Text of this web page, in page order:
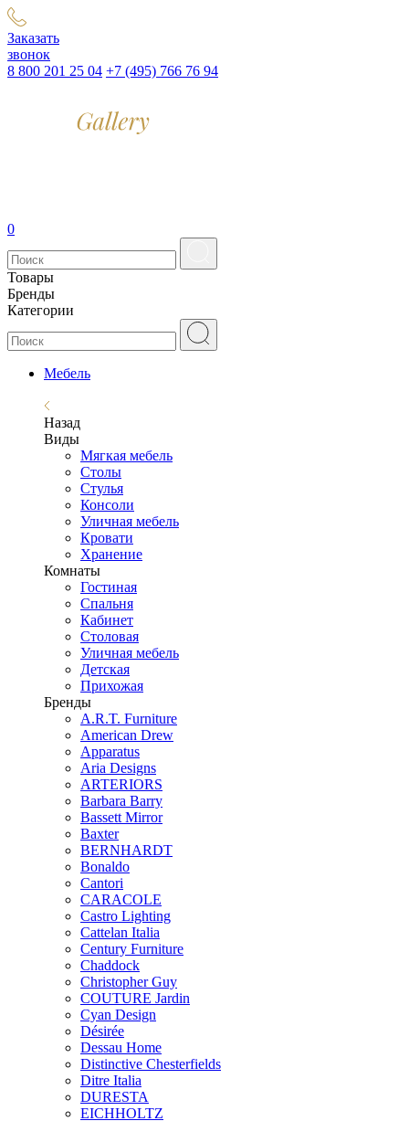
Заказать
звонок
8 800 201 25 04 +7 (495) 766 76 94
0
Товары
Бренды
Категории
Мебель
Назад
Виды
Мягкая мебель
Столы
Стулья
Консоли
Уличная мебель
Кровати
Хранение
Комнаты
Гостиная
Спальня
Кабинет
Столовая
Уличная мебель
Детская
Прихожая
Бренды
A.R.T. Furniture
American Drew
Apparatus
Aria Designs
ARTERIORS
Barbara Barry
Bassett Mirror
Baxter
BERNHARDT
Bonaldo
Cantori
CARACOLE
Castro Lighting
Cattelan Italia
Century Furniture
Chaddock
Christopher Guy
COUTURE Jardin
Cyan Design
Désirée
Dessau Home
Distinctive Chesterfields
Ditre Italia
DURESTA
EICHHOLTZ